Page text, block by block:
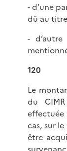
- d’une
dû au titre
-
120
Le
du
effectuée
cas, sur
être